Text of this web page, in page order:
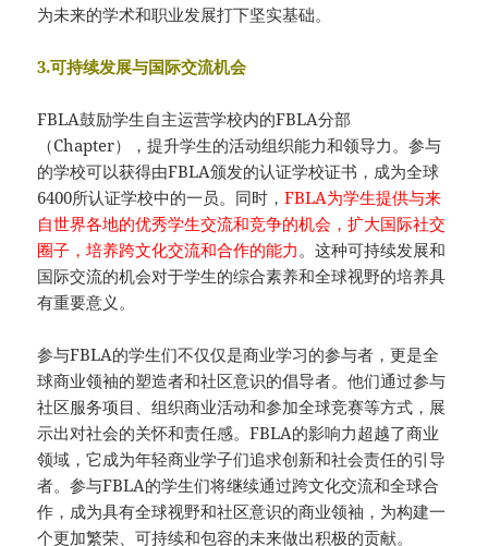
为未来的学术和职业发展打下坚实基础。
3.可持续发展与国际交流机会
FBLA鼓励学生自主运营学校内的FBLA分部
（Chapter），提升学生的活动组织能力和领导力。参与
的学校可以获得由FBLA颁发的认证学校证书，成为全球
6400所认证学校中的一员。同时，FBLA为学生提供与来
自世界各地的优秀学生交流和竞争的机会，扩大国际社交
圈子，培养跨文化交流和合作的能力 。这种可持续发展和
国际交流的机会对于学生的综合素养和全球视野的培养具
有重要意义。
参与FBLA的学生们不仅仅是商业学习的参与者，更是全
球商业领袖的塑造者和社区意识的倡导者。他们通过参与
社区服务项目、组织商业活动和参加全球竞赛等方式，展
示出对社会的关怀和责任感。FBLA的影响力超越了商业
领域，它成为年轻商业学子们追求创新和社会责任的引导
者。参与FBLA的学生们将继续通过跨文化交流和全球合
作，成为具有全球视野和社区意识的商业领袖，为构建一
个更加繁荣、可持续和包容的未来做出积极的贡献。